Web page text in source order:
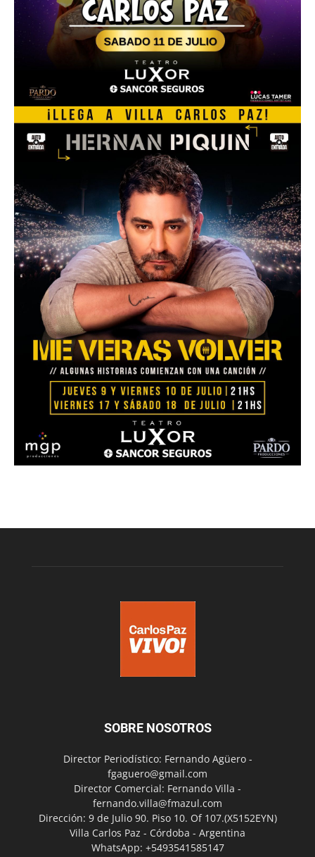
SOBRE NOSOTROS
Director Periodístico: Fernando Agüero -
fgaguero@gmail.com
Director Comercial: Fernando Villa -
fernando.villa@fmazul.com
Dirección: 9 de Julio 90. Piso 10. Of 107.(X5152EYN)
Villa Carlos Paz - Córdoba - Argentina
WhatsApp: +5493541585147